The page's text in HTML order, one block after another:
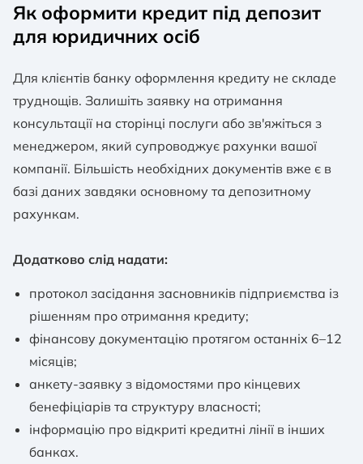
Як оформити кредит під депозит
для юридичних осіб
Для клієнтів банку оформлення кредиту не складе
труднощів. Залишіть заявку на отримання
консультації на сторінці послуги або зв'яжіться з
менеджером, який супроводжує рахунки вашої
компанії. Більшість необхідних документів вже є в
базі даних завдяки основному та депозитному
рахункам.
Додатково слід надати:
протокол засідання засновників підприємства із
рішенням про отримання кредиту;
фінансову документацію протягом останніх 6–12
місяців;
анкету-заявку з відомостями про кінцевих
бенефіціарів та структуру власності;
інформацію про відкриті кредитні лінії в інших
банках.